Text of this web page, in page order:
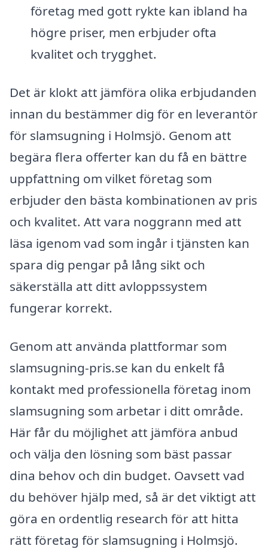
företag med gott rykte kan ibland ha
högre priser, men erbjuder ofta
kvalitet och trygghet.
Det är klokt att jämföra olika erbjudanden
innan du bestämmer dig för en leverantör
för slamsugning i Holmsjö. Genom att
begära flera offerter kan du få en bättre
uppfattning om vilket företag som
erbjuder den bästa kombinationen av pris
och kvalitet. Att vara noggrann med att
läsa igenom vad som ingår i tjänsten kan
spara dig pengar på lång sikt och
säkerställa att ditt avloppssystem
fungerar korrekt.
Genom att använda plattformar som
slamsugning-pris.se kan du enkelt få
kontakt med professionella företag inom
slamsugning som arbetar i ditt område.
Här får du möjlighet att jämföra anbud
och välja den lösning som bäst passar
dina behov och din budget. Oavsett vad
du behöver hjälp med, så är det viktigt att
göra en ordentlig research för att hitta
rätt företag för slamsugning i Holmsjö.